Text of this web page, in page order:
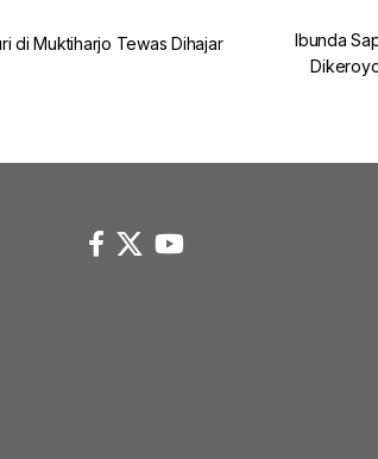
di Muktiharjo Tewas Dihajar
Ibunda